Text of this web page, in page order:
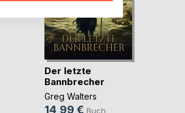
Der letzte
Bannbrecher
Greg Walters
14,99 € Buch